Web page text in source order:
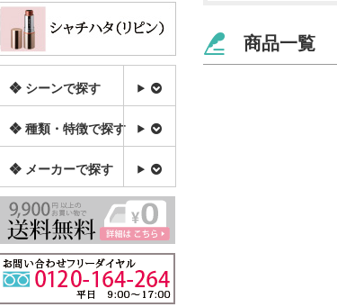
商品一覧
❖ シーンで探す
❖ 種類・特徴で探す
❖ メーカーで探す